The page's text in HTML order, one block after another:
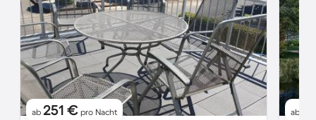
ab 251 € pro Nacht ab